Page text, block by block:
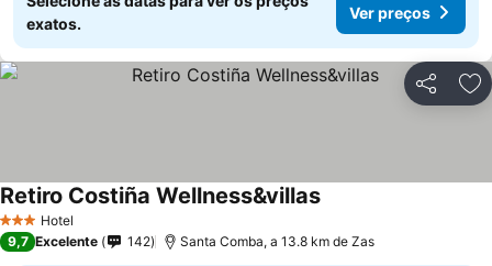
exatos.
Ver preços
Partilhar
3 EstrelasHotel
Retiro Costiña Wellness&villas
9,7 Excelente 142 Santa Comba, a 13.8 km de Zas